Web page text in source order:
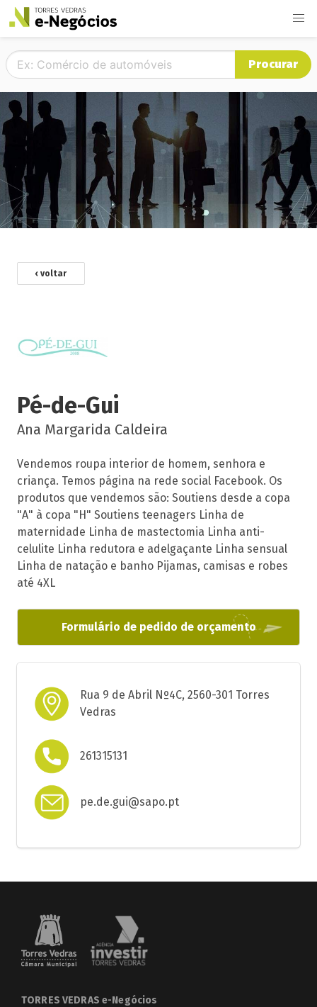
Procurar
‹ voltar
Pé-de-Gui
Ana Margarida Caldeira
Vendemos roupa interior de homem, senhora e
criança. Temos página na rede social Facebook. Os
produtos que vendemos são: Soutiens desde a copa
"A" à copa "H" Soutiens teenagers Linha de
maternidade Linha de mastectomia Linha anti-
celulite Linha redutora e adelgaçante Linha sensual
Linha de natação e banho Pijamas, camisas e robes
até 4XL
Formulário de pedido de orçamento
Rua 9 de Abril Nº4C, 2560-301 Torres
Vedras
261315131
pe.de.gui@sapo.pt
TORRES VEDRAS e-Negócios